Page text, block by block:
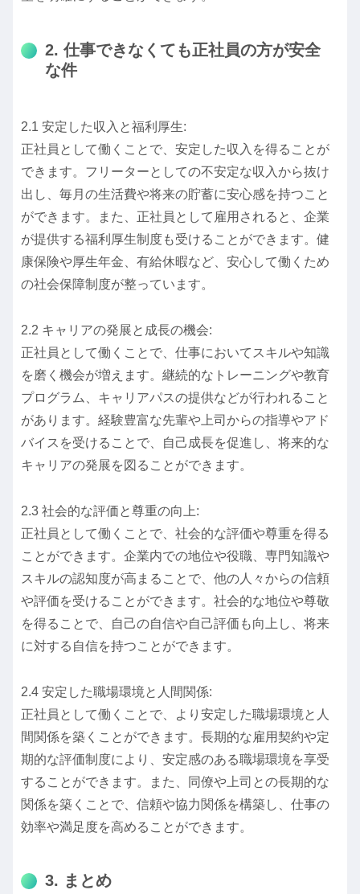
2. 仕事できなくても正社員の方が安全
な件
2.1 安定した収入と福利厚生:
正社員として働くことで、安定した収入を得ることが
できます。フリーターとしての不安定な収入から抜け
出し、毎月の生活費や将来の貯蓄に安心感を持つこと
ができます。また、正社員として雇用されると、企業
が提供する福利厚生制度も受けることができます。健
康保険や厚生年金、有給休暇など、安心して働くため
の社会保障制度が整っています。
2.2 キャリアの発展と成長の機会:
正社員として働くことで、仕事においてスキルや知識
を磨く機会が増えます。継続的なトレーニングや教育
プログラム、キャリアパスの提供などが行われること
があります。経験豊富な先輩や上司からの指導やアド
バイスを受けることで、自己成長を促進し、将来的な
キャリアの発展を図ることができます。
2.3 社会的な評価と尊重の向上:
正社員として働くことで、社会的な評価や尊重を得る
ことができます。企業内での地位や役職、専門知識や
スキルの認知度が高まることで、他の人々からの信頼
や評価を受けることができます。社会的な地位や尊敬
を得ることで、自己の自信や自己評価も向上し、将来
に対する自信を持つことができます。
2.4 安定した職場環境と人間関係:
正社員として働くことで、より安定した職場環境と人
間関係を築くことができます。長期的な雇用契約や定
期的な評価制度により、安定感のある職場環境を享受
することができます。また、同僚や上司との長期的な
関係を築くことで、信頼や協力関係を構築し、仕事の
効率や満足度を高めることができます。
3. まとめ